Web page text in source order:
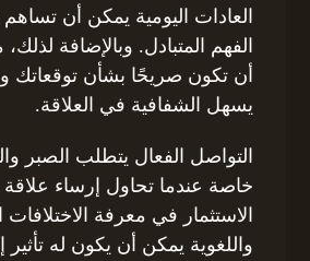
العادات اليومية يمكن أن
الفهم المتبادل. وبالإضافة
أن تكون صريحًا بشأن توقعاتك
يسهل الشفافية في العلاقة.
التواصل الفعال يتطلب الصبر
خاصة عندما تحاول إرساء علاقة
الاستثمار في معرفة الاختلافات
واللغوية يمكن أن يكون له تأثير